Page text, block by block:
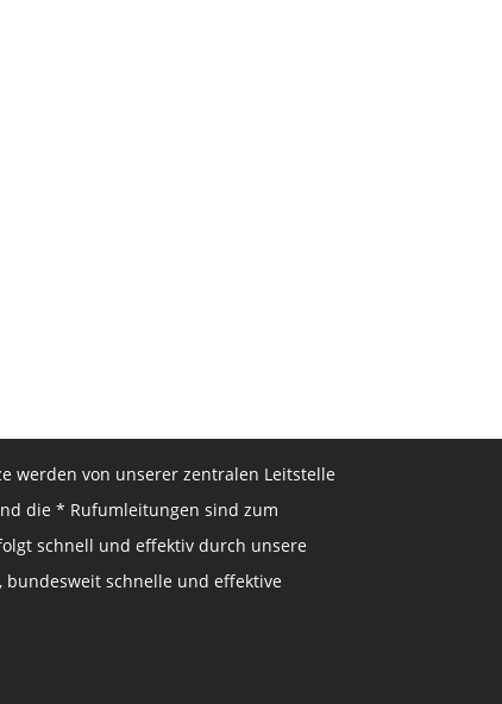
werden von unserer zentralen Leitstelle
die * Rufumleitungen sind zum
schnell und effektiv durch unsere
schnelle und effektive